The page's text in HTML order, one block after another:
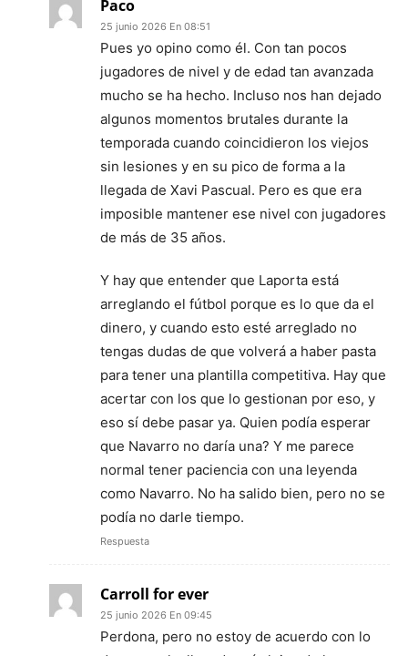
Paco
25 junio 2026 En 08:51
Pues yo opino como él. Con tan pocos
jugadores de nivel y de edad tan avanzada
mucho se ha hecho. Incluso nos han dejado
algunos momentos brutales durante la
temporada cuando coincidieron los viejos
sin lesiones y en su pico de forma a la
llegada de Xavi Pascual. Pero es que era
imposible mantener ese nivel con jugadores
de más de 35 años.
Y hay que entender que Laporta está
arreglando el fútbol porque es lo que da el
dinero, y cuando esto esté arreglado no
tengas dudas de que volverá a haber pasta
para tener una plantilla competitiva. Hay que
acertar con los que lo gestionan por eso, y
eso sí debe pasar ya. Quien podía esperar
que Navarro no daría una? Y me parece
normal tener paciencia con una leyenda
como Navarro. No ha salido bien, pero no se
podía no darle tiempo.
Respuesta
Carroll for ever
25 junio 2026 En 09:45
Perdona, pero no estoy de acuerdo con lo